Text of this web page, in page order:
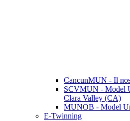
CancunMUN - Il
SCVMUN - Model
Clara Valley (CA)
MUNOB - Model
E-Twinning